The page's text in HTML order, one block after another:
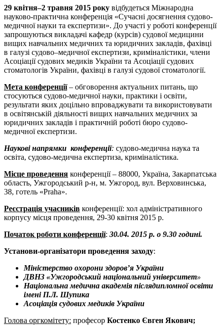
29 квітня–2 травня 2015 року відбудеться Міжнародна
науково-практична конференція «Сучасні досягнення судово-
медичної науки та експертизи». До участі у роботі конференції
запрошуються викладачі кафедр (курсів) судової медицини
вищих навчальних медичних та юридичних закладів, фахівці
в галузі судово–медичної експертизи, криміналістики, члени
Асоціації судових медиків України та Асоціації судових
стоматологів України, фахівці в галузі судової стоматології.
Мета конференції– обговорення актуальних питань, що
стосуються судово-медичної науки, практики і освіти,
результати яких доцільно впроваджувати та використовувати
в освітянській діяльності вищих навчальних медичних за
юридичних закладів і практичній роботі бюро судово-
медичної експертизи.
Наукові напрямки конференції: судово-медична наука та
освіта, судово-медична експертиза, криміналістика.
Місце проведення конференції – 88000, Україна, Закарпатська
область, Ужгородський р-н, м. Ужгород, вул. Верховинська,
38, готель «Praha».
Реєстрація учасників конференції: хол адміністративного
корпусу місця проведення, 29-30 квітня 2015 р.
Початок роботи конференції: 30.04. 2015 р. о 9.30 годині.
Установи-організатори проведення заходу:
Міністерство охорони здоров’я України
ДВНЗ «Ужгородський національний університет»
Національна медична академія післядипломної освіти
імені П.Л. Шупика
Асоціація судових медиків України
Голова оргкомітету: професор Костенко Євген Якович;